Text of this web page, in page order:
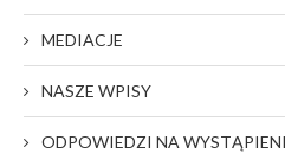
MEDIACJE
NASZE WPISY
ODPOWIEDZI NA